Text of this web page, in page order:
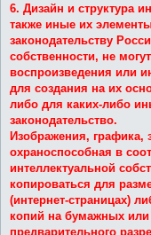
6. Дизайн и структура
также иные их
законодательству
собственности, не
воспроизведения или
для создания на их
либо для каких-либо
законодательство.
Изображения, графика,
охраноспособная в
интеллектуальной
копироваться для
(интернет-страницах)
копий на бумажных или
предварительного